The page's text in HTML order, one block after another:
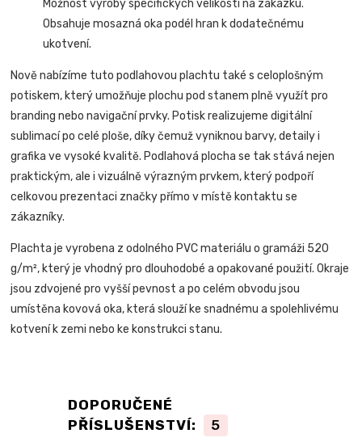
Možnost výroby specifických velikostí na zakázku.
Obsahuje mosazná oka podél hran k dodatečnému
ukotvení.
Nově nabízíme tuto podlahovou plachtu také s celoplošným
potiskem, který umožňuje plochu pod stanem plně využít pro
branding nebo navigační prvky. Potisk realizujeme digitální
sublimací po celé ploše, díky čemuž vyniknou barvy, detaily i
grafika ve vysoké kvalitě. Podlahová plocha se tak stává nejen
praktickým, ale i vizuálně výrazným prvkem, který podpoří
celkovou prezentaci značky přímo v místě kontaktu se
zákazníky.
Plachta je vyrobena z odolného PVC materiálu o gramáži 520
g/m², který je vhodný pro dlouhodobé a opakované použití. Okraje
jsou zdvojené pro vyšší pevnost a po celém obvodu jsou
umístěna kovová oka, která slouží ke snadnému a spolehlivému
kotvení k zemi nebo ke konstrukci stanu.
DOPORUČENÉ
PŘÍSLUŠENSTVÍ:
5